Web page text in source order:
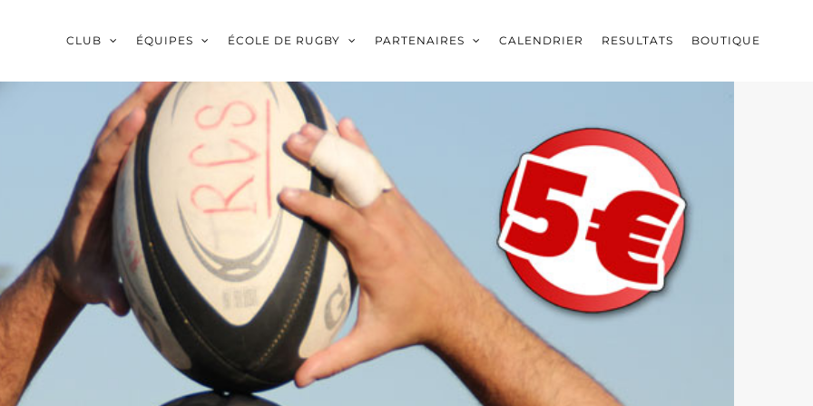
CLUB ÉQUIPES ÉCOLE DE RUGBY PARTENAIRES CALENDRIER RESULTATS BOUTIQUE